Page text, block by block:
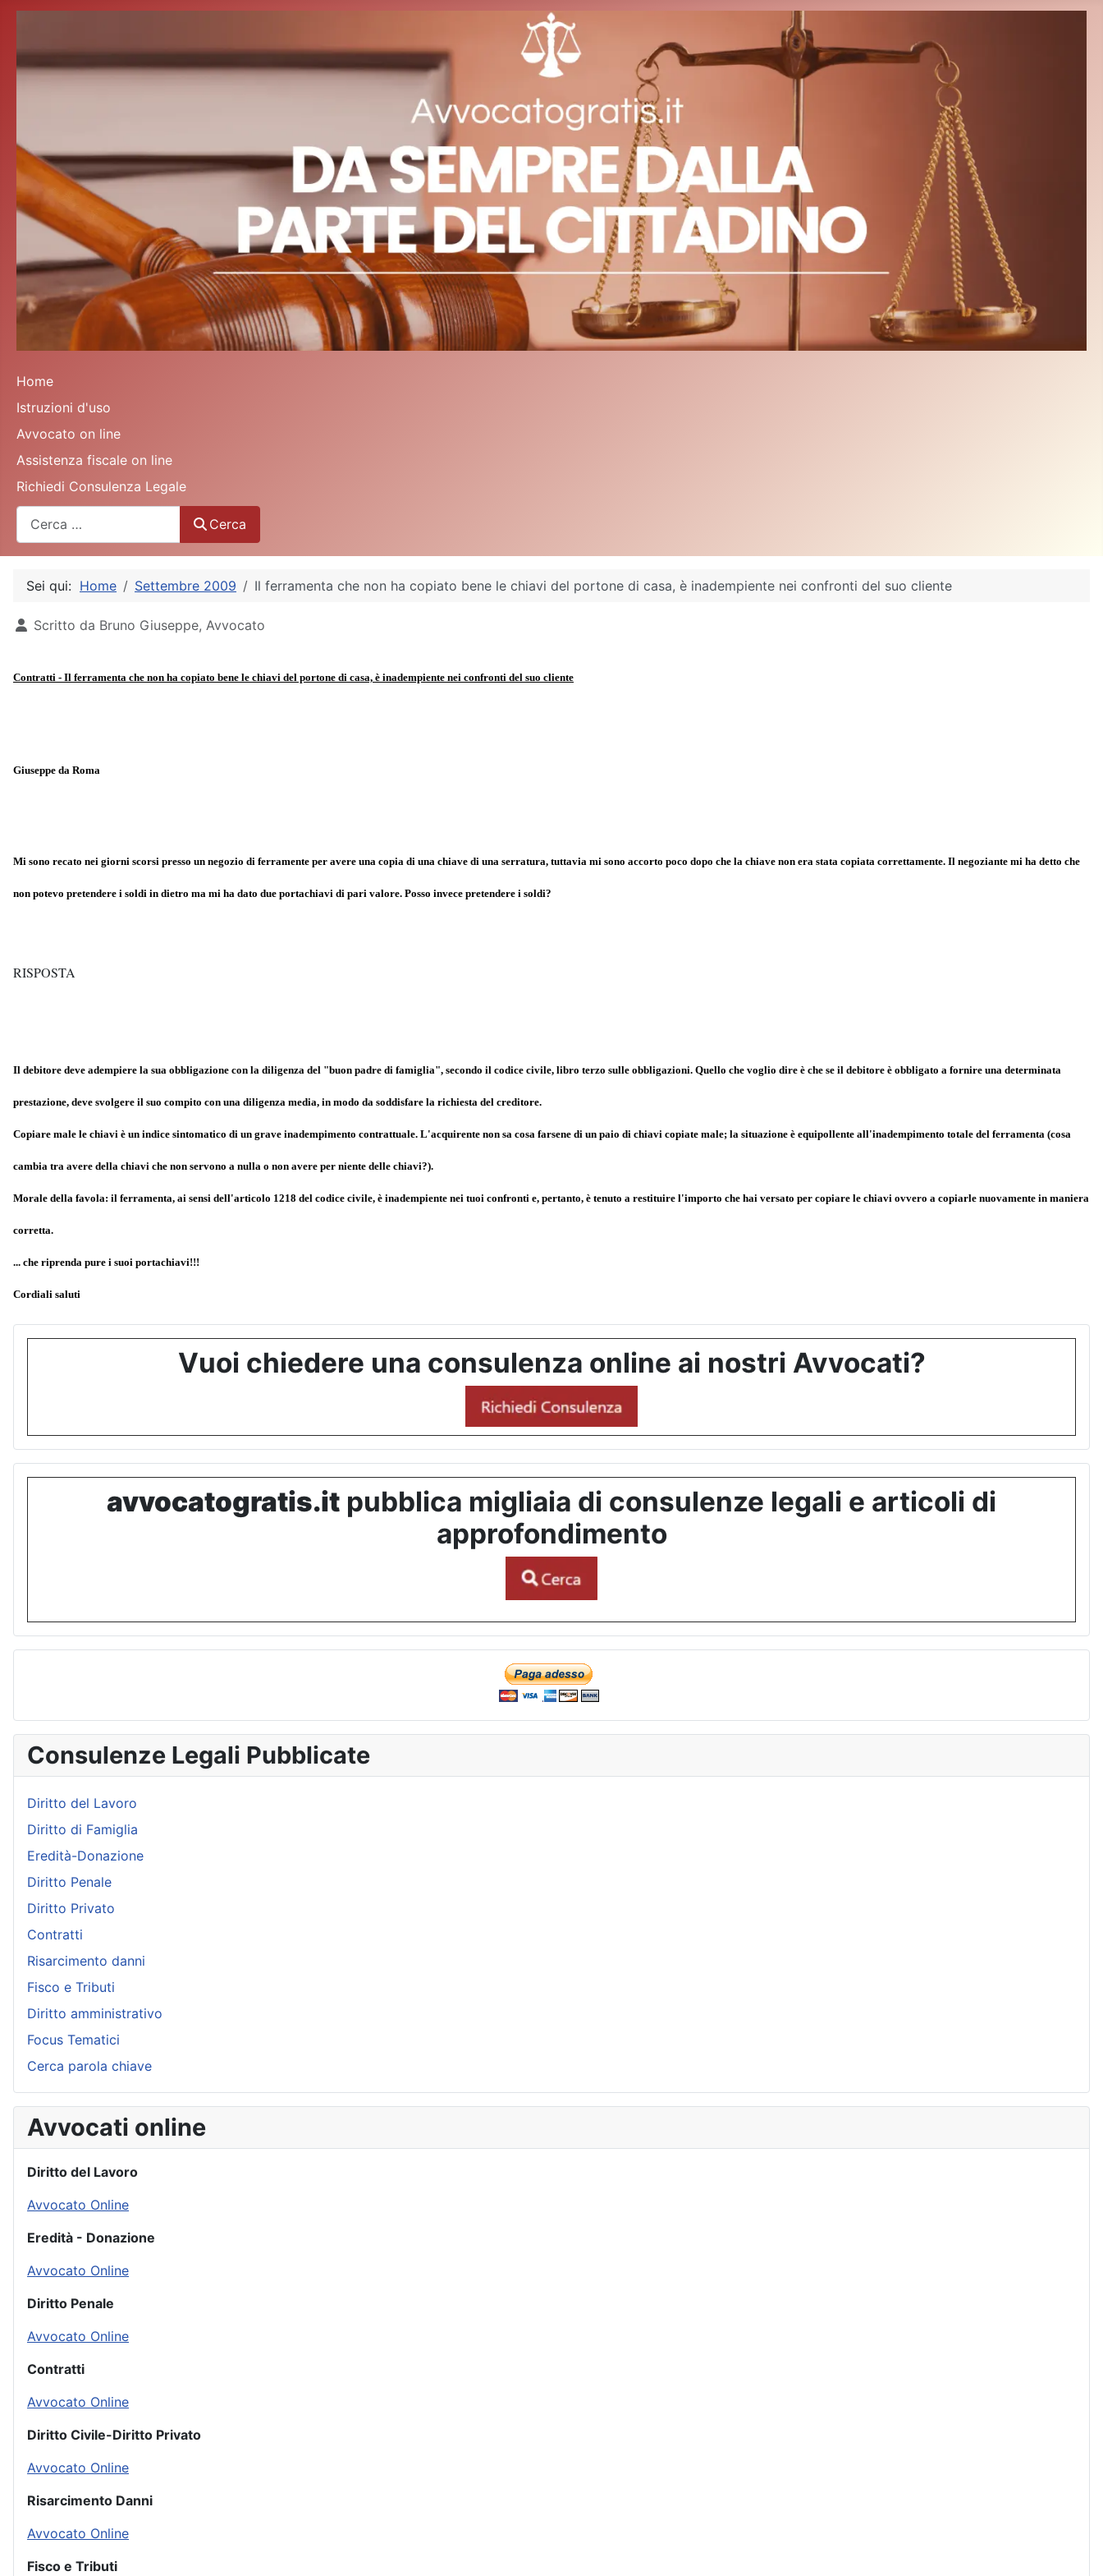
Home
Istruzioni d'uso
Avvocato on line
Assistenza fiscale on line
Richiedi Consulenza Legale
Cerca
Sei qui: Home Settembre 2009 Il ferramenta che non ha copiato bene le chiavi del portone di casa, è inadempiente nei confronti del suo cliente
Dettagli
Scritto da Bruno Giuseppe, Avvocato
Contratti - Il ferramenta che non ha copiato bene le chiavi del portone di casa, è inadempiente nei confronti del suo cliente
Giuseppe da Roma
Mi sono recato nei giorni scorsi presso un negozio di ferramente per avere una copia di una chiave di una serratura, tuttavia mi sono accorto poco dopo che la chiave non era stata copiata correttamente. Il negoziante mi ha detto che
non potevo pretendere i soldi in dietro ma mi ha dato due portachiavi di pari valore. Posso invece pretendere i soldi?
RISPOSTA
Il debitore deve adempiere la sua obbligazione con la diligenza del "buon padre di famiglia", secondo il codice civile, libro terzo sulle obbligazioni. Quello che voglio dire è che se il debitore è obbligato a fornire una determinata
prestazione, deve svolgere il suo compito con una diligenza media, in modo da soddisfare la richiesta del creditore.
Copiare male le chiavi è un indice sintomatico di un grave inadempimento contrattuale. L'acquirente non sa cosa farsene di un paio di chiavi copiate male; la situazione è equipollente all'inadempimento totale del ferramenta (cosa
cambia tra avere della chiavi che non servono a nulla o non avere per niente delle chiavi?).
Morale della favola: il ferramenta, ai sensi dell'articolo 1218 del codice civile, è inadempiente nei tuoi confronti e, pertanto, è tenuto a restituire l'importo che hai versato per copiare le chiavi ovvero a copiarle nuovamente in maniera
corretta.
... che riprenda pure i suoi portachiavi!!!
Cordiali saluti
Vuoi chiedere una consulenza online ai nostri Avvocati?
avvocatogratis.it pubblica migliaia di consulenze legali e articoli di
approfondimento
Consulenze Legali Pubblicate
Diritto del Lavoro
Diritto di Famiglia
Eredità-Donazione
Diritto Penale
Diritto Privato
Contratti
Risarcimento danni
Fisco e Tributi
Diritto amministrativo
Focus Tematici
Cerca parola chiave
Avvocati online
Diritto del Lavoro
Avvocato Online
Eredità - Donazione
Avvocato Online
Diritto Penale
Avvocato Online
Contratti
Avvocato Online
Diritto Civile-Diritto Privato
Avvocato Online
Risarcimento Danni
Avvocato Online
Fisco e Tributi